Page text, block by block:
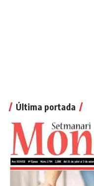
Última portada